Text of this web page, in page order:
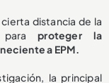
distancia de la
paraproteger la
a EPM.
la principal